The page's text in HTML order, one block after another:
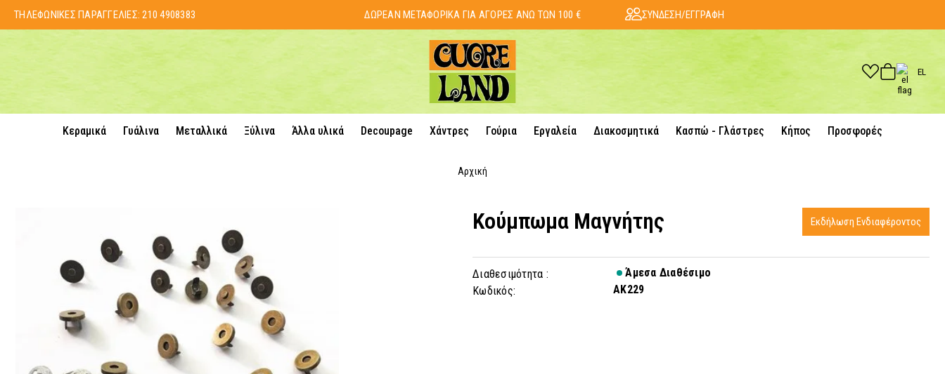
ΤΗΛΕΦΩΝΙΚΕΣ ΠΑΡΑΓΓΕΛΙΕΣ:210 4908383 ΔΩΡΕΑΝ ΜΕΤΑΦΟΡΙΚΑ ΓΙΑ ΑΓΟΡΕΣ ΑΝΩ ΤΩΝ 100 € ΣΥΝΔΕΣΗ/ΕΓΓΡΑΦΗ
EL
Κεραμικά Γυάλινα Μεταλλικά Ξύλινα Άλλα υλικά Decoupage Χάντρες Γούρια Εργαλεία Διακοσμητικά Κασπώ - Γλάστρες Κήπος Προσφορές
Αρχική
Κούμπωμα Μαγνήτης
Διαθεσιμότητα :
Άμεσα Διαθέσιμο
Κωδικός:
AK229
Εκδήλωση Ενδιαφέροντος